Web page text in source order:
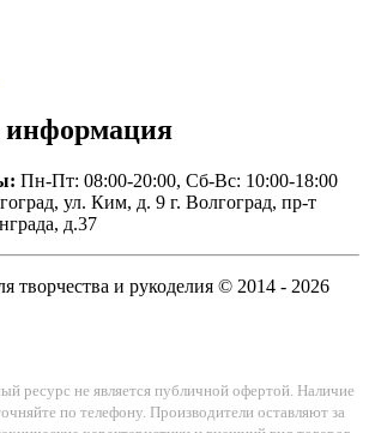
информация
Пн-Пт: 08:00-20:00, Сб-Вс: 10:00-18:00
ул. Ким, д. 9 г. Волгоград, пр-т
д.37
творчества и рукоделия © 2014 - 2026
ресурс не является публичной офертой. Наличие
по телефону. Производители оставляют за